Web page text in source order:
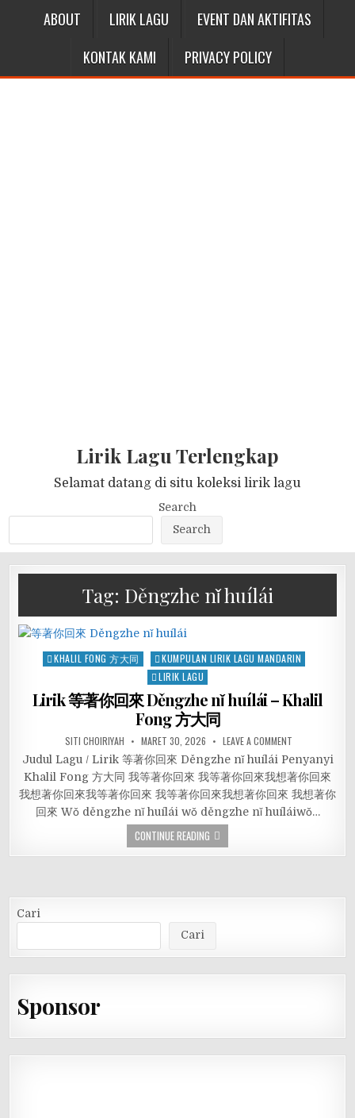
ABOUT LIRIK LAGU
EVENT DAN AKTIFITAS
KONTAK KAMI
PRIVACY POLICY
Lirik Lagu Terlengkap
Selamat datang di situ koleksi lirik lagu
Search
Search
Tag: Děngzhe nǐ huílái
Posted
KHALIL FONG 方大同
KUMPULAN LIRIK LAGU MANDARIN
LIRIK LAGU
Lirik 等著你回來 Děngzhe nǐ huílái – Khalil
Fong 方大同
SITI CHOIRIYAH MARET 30, 2026 LEAVE A COMMENT
Judul Lagu / Lirik 等著你回來 Děngzhe nǐ huílái Penyanyi
Khalil Fong 方大同 我等著你回來 我等著你回來我想著你回來
我想著你回來我等著你回來 我等著你回來我想著你回來 我想著你
回來 Wǒ děngzhe nǐ huílái wǒ děngzhe nǐ huíláiwǒ…
CONTINUE READING
Cari
Cari
Sponsor